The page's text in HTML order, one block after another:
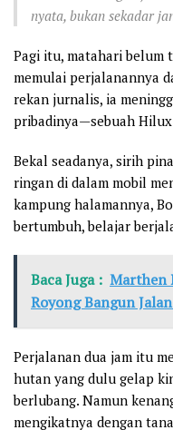
nyata, bukan sekadar
Pagi itu, matahari
memulai perjalanannya
rekan jurnalis, ia
pribadinya—sebuah
Bekal seadanya, sirih
ringan di dalam mobil
kampung halamannya,
bertumbuh, belajar
Baca Juga : Marthen
Royong Bangun
Perjalanan dua jam itu
hutan yang dulu gelap
berlubang. Namun
mengikatnya dengan